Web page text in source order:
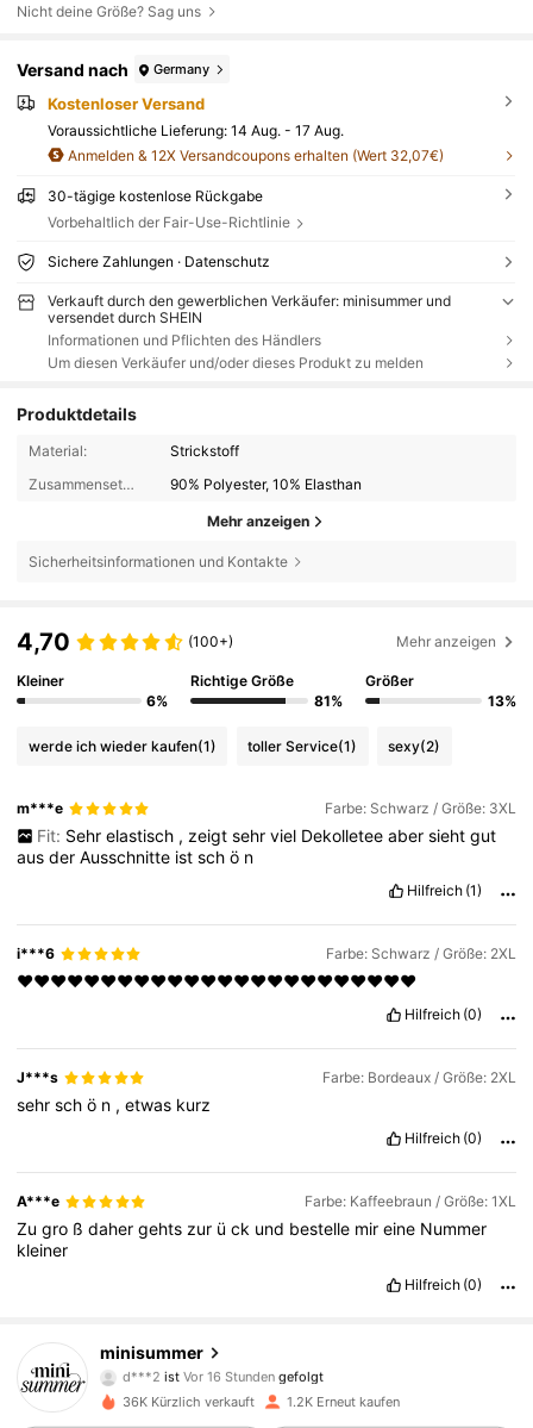
Nicht deine Größe? Sag uns
Versand nach Germany
Kostenloser Versand
Voraussichtliche Lieferung: 14 Aug. - 17 Aug.
Anmelden & 12X Versandcoupons erhalten (Wert 32,07€)
30-tägige kostenlose Rückgabe
Vorbehaltlich der Fair-Use-Richtlinie
Sichere Zahlungen · Datenschutz
Verkauft durch den gewerblichen Verkäufer: minisummer und
versendet durch SHEIN
Informationen und Pflichten des Händlers
Um diesen Verkäufer und/oder dieses Produkt zu melden
Produktdetails
Material:
Strickstoff
Zusammensetzung:
90% Polyester, 10% Elasthan
Mehr anzeigen
Sicherheitsinformationen und Kontakte
4,70 (100+) Mehr anzeigen
Kleiner
6%
Richtige Größe
81%
Größer
13%
werde ich wieder kaufen(1) toller Service(1) sexy(2)
m***e Farbe: Schwarz / Größe: 3XL
Fit: Sehr elastisch , zeigt sehr viel Dekolletee aber sieht gut
ausderAusschnitte istschö n
Hilfreich (1)
i***6 Farbe: Schwarz / Größe: 2XL
❤️❤️❤️❤️❤️❤️❤️❤️❤️❤️❤️❤️❤️❤️❤️❤️❤️❤️❤️❤️❤️❤️❤️❤️
Hilfreich (0)
J***s Farbe: Bordeaux / Größe: 2XL
sehrschö n ,etwas kurz
Hilfreich (0)
A***e Farbe: Kaffeebraun / Größe: 1XL
Zugro ßdahergehtszur ück und bestelle mireine Nummer
kleiner
Hilfreich (0)
minisummer
d***2istVor 16 Stunden
3***8 ist am Durchsuchen
4,36
4K Follower
36K Kürzlich verkauft 1.2K Erneut kaufen